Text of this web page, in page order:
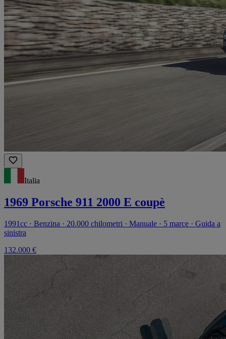
Italia
1969 Porsche 911 2000 E coupè
1991cc · Benzina · 20.000 chilometri · Manuale · 5 marce · Guida a
sinistra
132.000 €